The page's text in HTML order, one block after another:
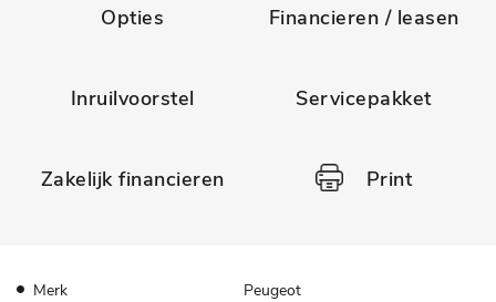
Opties Financieren / leasen
Inruilvoorstel Servicepakket
Zakelijk financieren Print
Merk
Peugeot